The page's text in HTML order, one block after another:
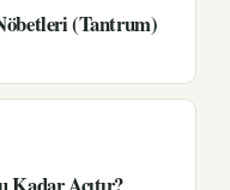
(Tantrum)